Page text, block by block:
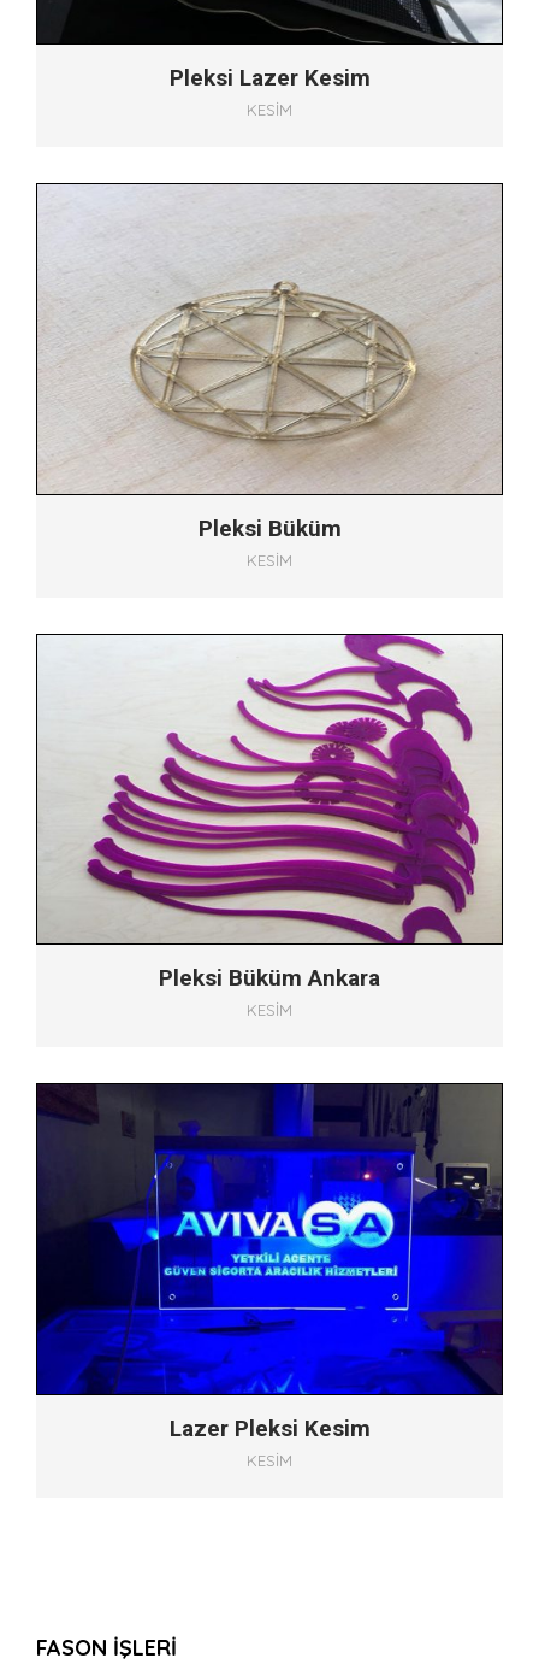
Pleksi Lazer Kesim
KESIM
Pleksi Büküm
KESIM
Pleksi Büküm Ankara
KESIM
Lazer Pleksi Kesim
KESIM
FASON İŞLERİ